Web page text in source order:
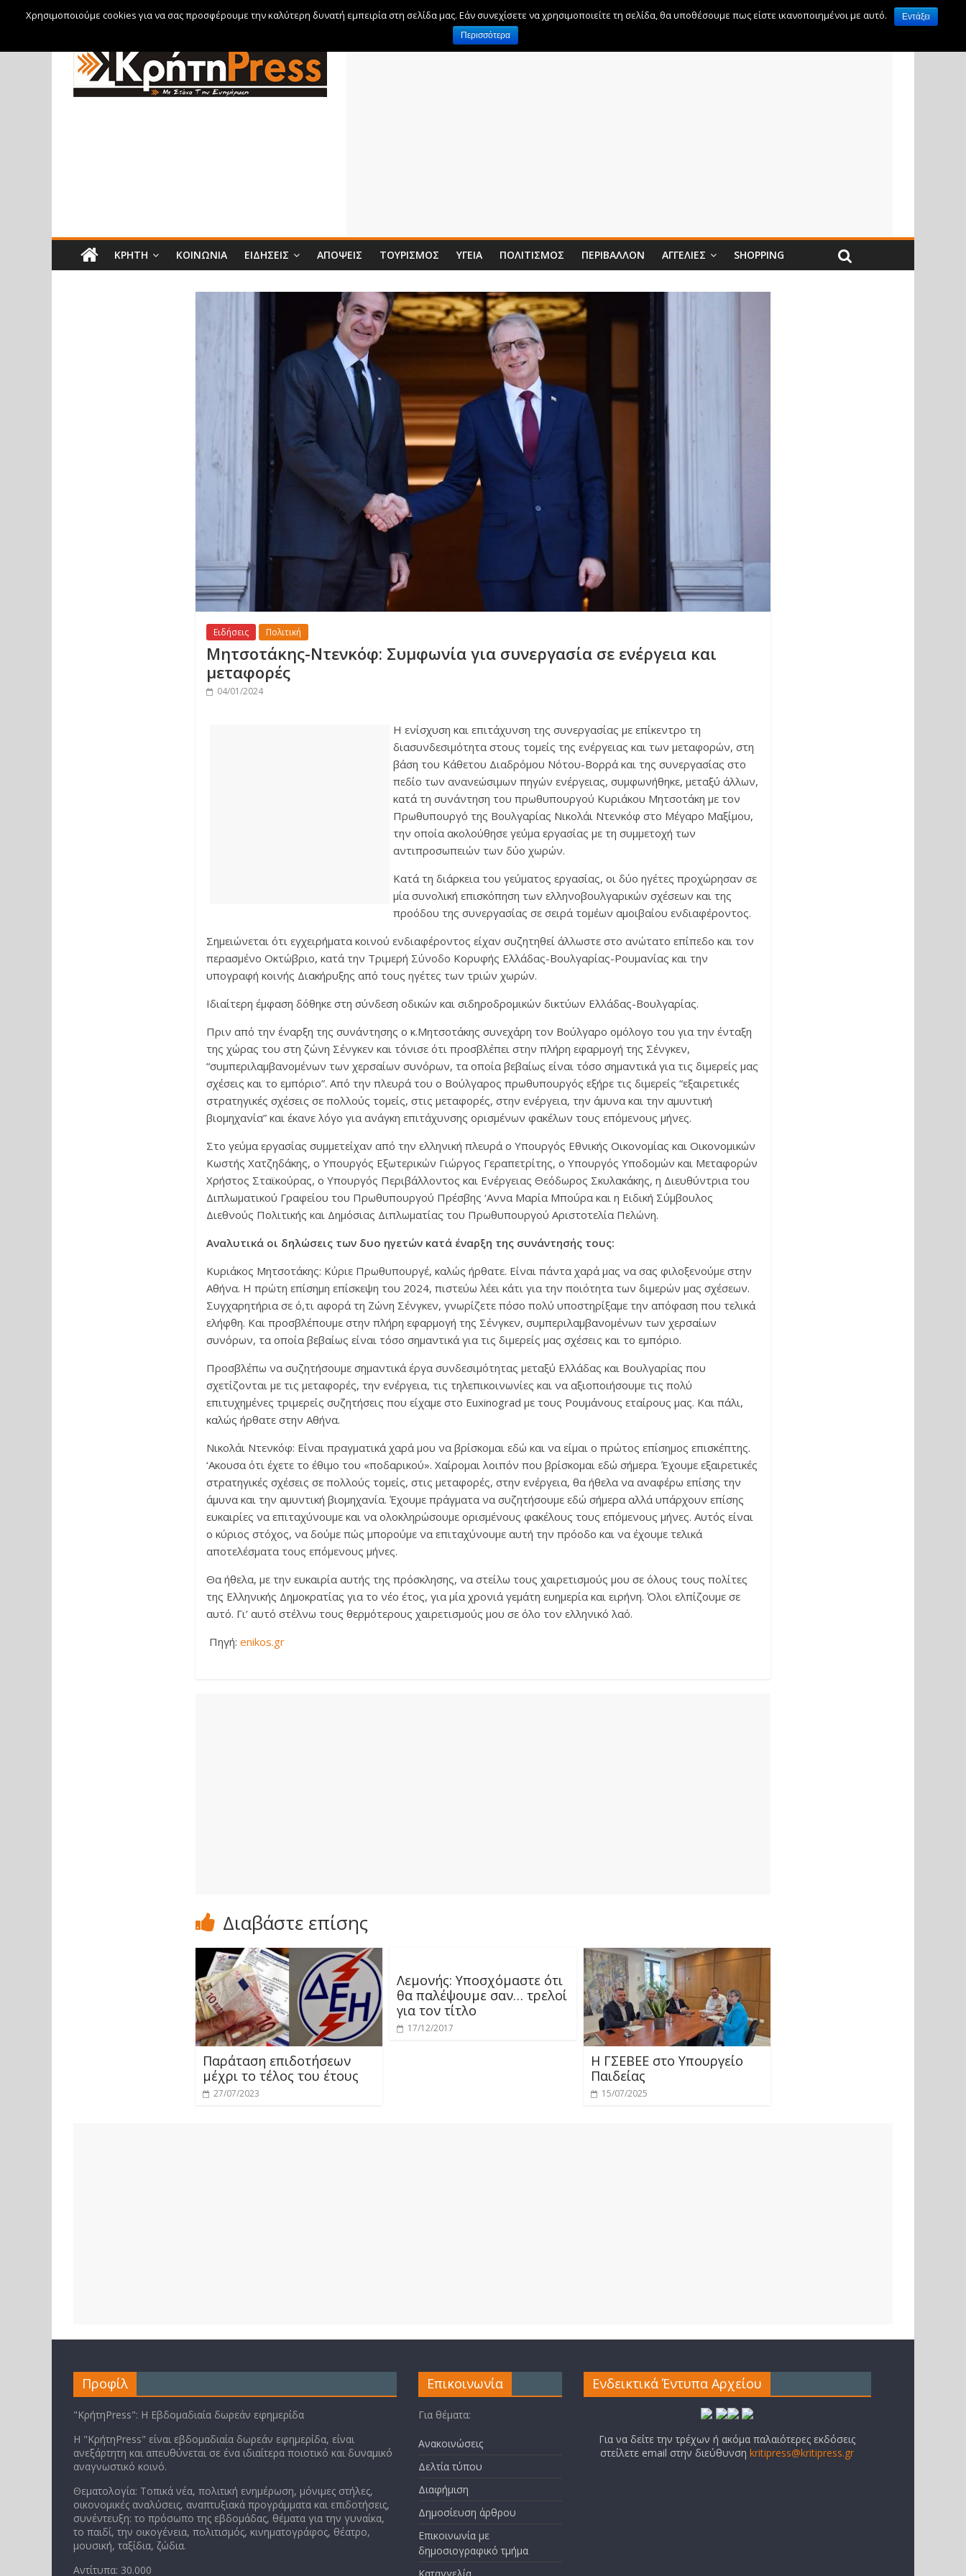
Πέμπτη, 6 Αυγούστου, 2026
ΚΡΉΤΗ ΚΟΙΝΩΝΊΑ ΕΙΔΉΣΕΙΣ ΑΠΌΨΕΙΣ ΤΟΥΡΙΣΜΌΣ ΥΓΕΊΑ ΠΟΛΙΤΙΣΜΌΣ ΠΕΡΙΒΆΛΛΟΝ ΑΓΓΕΛΊΕΣ SHOPPING
Ειδήσεις Πολιτική
Μητσοτάκης-Ντενκόφ: Συμφωνία για συνεργασία σε ενέργεια και
μεταφορές
04/01/2024
Η ενίσχυση και επιτάχυνση της συνεργασίας με επίκεντρο τη
διασυνδεσιμότητα στους τομείς της ενέργειας και των μεταφορών, στη
βάση του Κάθετου Διαδρόμου Νότου-Βορρά και της συνεργασίας στο
πεδίο των ανανεώσιμων πηγών ενέργειας, συμφωνήθηκε, μεταξύ άλλων,
κατά τη συνάντηση του πρωθυπουργού Κυριάκου Μητσοτάκη με τον
Πρωθυπουργό της Βουλγαρίας Νικολάι Ντενκόφ στο Μέγαρο Μαξίμου,
την οποία ακολούθησε γεύμα εργασίας με τη συμμετοχή των
αντιπροσωπειών των δύο χωρών.
Κατά τη διάρκεια του γεύματος εργασίας, οι δύο ηγέτες προχώρησαν σε
μία συνολική επισκόπηση των ελληνοβουλγαρικών σχέσεων και της
προόδου της συνεργασίας σε σειρά τομέων αμοιβαίου ενδιαφέροντος.
Σημειώνεται ότι εγχειρήματα κοινού ενδιαφέροντος είχαν συζητηθεί άλλωστε στο ανώτατο επίπεδο και τον
περασμένο Οκτώβριο, κατά την Τριμερή Σύνοδο Κορυφής Ελλάδας-Βουλγαρίας-Ρουμανίας και την
υπογραφή κοινής Διακήρυξης από τους ηγέτες των τριών χωρών.
Ιδιαίτερη έμφαση δόθηκε στη σύνδεση οδικών και σιδηροδρομικών δικτύων Ελλάδας-Βουλγαρίας.
Πριν από την έναρξη της συνάντησης ο κ.Μητσοτάκης συνεχάρη τον Βούλγαρο ομόλογο του για την ένταξη
της χώρας του στη ζώνη Σένγκεν και τόνισε ότι προσβλέπει στην πλήρη εφαρμογή της Σένγκεν,
“συμπεριλαμβανομένων των χερσαίων συνόρων, τα οποία βεβαίως είναι τόσο σημαντικά για τις διμερείς μας
σχέσεις και το εμπόριο”. Από την πλευρά του ο Βούλγαρος πρωθυπουργός εξήρε τις διμερείς “εξαιρετικές
στρατηγικές σχέσεις σε πολλούς τομείς, στις μεταφορές, στην ενέργεια, την άμυνα και την αμυντική
βιομηχανία” και έκανε λόγο για ανάγκη επιτάχυνσης ορισμένων φακέλων τους επόμενους μήνες.
Στο γεύμα εργασίας συμμετείχαν από την ελληνική πλευρά ο Υπουργός Εθνικής Οικονομίας και Οικονομικών
Κωστής Χατζηδάκης, ο Υπουργός Εξωτερικών Γιώργος Γεραπετρίτης, o Υπουργός Υποδομών και Μεταφορών
Χρήστος Σταϊκούρας, ο Υπουργός Περιβάλλοντος και Ενέργειας Θεόδωρος Σκυλακάκης, η Διευθύντρια του
Διπλωματικού Γραφείου του Πρωθυπουργού Πρέσβης ‘Αννα Μαρία Μπούρα και η Ειδική Σύμβουλος
Διεθνούς Πολιτικής και Δημόσιας Διπλωματίας του Πρωθυπουργού Αριστοτελία Πελώνη.
Αναλυτικά οι δηλώσεις των δυο ηγετών κατά έναρξη της συνάντησής τους:
Κυριάκος Μητσοτάκης: Κύριε Πρωθυπουργέ, καλώς ήρθατε. Είναι πάντα χαρά μας να σας φιλοξενούμε στην
Αθήνα. Η πρώτη επίσημη επίσκεψη του 2024, πιστεύω λέει κάτι για την ποιότητα των διμερών μας σχέσεων.
Συγχαρητήρια σε ό,τι αφορά τη Ζώνη Σένγκεν, γνωρίζετε πόσο πολύ υποστηρίξαμε την απόφαση που τελικά
ελήφθη. Και προσβλέπουμε στην πλήρη εφαρμογή της Σένγκεν, συμπεριλαμβανομένων των χερσαίων
συνόρων, τα οποία βεβαίως είναι τόσο σημαντικά για τις διμερείς μας σχέσεις και το εμπόριο.
Προσβλέπω να συζητήσουμε σημαντικά έργα συνδεσιμότητας μεταξύ Ελλάδας και Βουλγαρίας που
σχετίζονται με τις μεταφορές, την ενέργεια, τις τηλεπικοινωνίες και να αξιοποιήσουμε τις πολύ
επιτυχημένες τριμερείς συζητήσεις που είχαμε στο Euxinograd με τους Ρουμάνους εταίρους μας. Και πάλι,
καλώς ήρθατε στην Αθήνα.
Νικολάι Ντενκόφ: Είναι πραγματικά χαρά μου να βρίσκομαι εδώ και να είμαι ο πρώτος επίσημος επισκέπτης.
‘Ακουσα ότι έχετε το έθιμο του «ποδαρικού». Χαίρομαι λοιπόν που βρίσκομαι εδώ σήμερα. Έχουμε εξαιρετικές
στρατηγικές σχέσεις σε πολλούς τομείς, στις μεταφορές, στην ενέργεια, θα ήθελα να αναφέρω επίσης την
άμυνα και την αμυντική βιομηχανία. Έχουμε πράγματα να συζητήσουμε εδώ σήμερα αλλά υπάρχουν επίσης
ευκαιρίες να επιταχύνουμε και να ολοκληρώσουμε ορισμένους φακέλους τους επόμενους μήνες. Αυτός είναι
ο κύριος στόχος, να δούμε πώς μπορούμε να επιταχύνουμε αυτή την πρόοδο και να έχουμε τελικά
αποτελέσματα τους επόμενους μήνες.
Θα ήθελα, με την ευκαιρία αυτής της πρόσκλησης, να στείλω τους χαιρετισμούς μου σε όλους τους πολίτες
της Ελληνικής Δημοκρατίας για το νέο έτος, για μία χρονιά γεμάτη ευημερία και ειρήνη. Όλοι ελπίζουμε σε
αυτό. Γι’ αυτό στέλνω τους θερμότερους χαιρετισμούς μου σε όλο τον ελληνικό λαό.
Πηγή: enikos.gr
Διαβάστε επίσης
Παράταση επιδοτήσεων
μέχρι το τέλος του έτους
27/07/2023
Λεμονής: Υποσχόμαστε ότι
θα παλέψουμε σαν… τρελοί
για τον τίτλο
17/12/2017
Η ΓΣΕΒΕΕ στο Υπουργείο
Παιδείας
15/07/2025
Προφίλ
"ΚρήτηPress": Η Εβδομαδιαία δωρεάν εφημερίδα
Η "ΚρήτηPress" είναι εβδομαδιαία δωρεάν εφημερίδα, είναι
ανεξάρτητη και απευθύνεται σε ένα ιδιαίτερα ποιοτικό και δυναμικό
αναγνωστικό κοινό.
Θεματολογία: Τοπικά νέα, πολιτική ενημέρωση, μόνιμες στήλες,
οικονομικές αναλύσεις, αναπτυξιακά προγράμματα και επιδοτήσεις,
συνέντευξη: το πρόσωπο της εβδομάδας, θέματα για την γυναίκα,
το παιδί, την οικογένεια, πολιτισμός, κινηματογράφος, θέατρο,
μουσική, ταξίδια, ζώδια.
Αντίτυπα: 30.000
Επικοινωνία
Για θέματα:
Ανακοινώσεις
Δελτία τύπου
Διαφήμιση
Δημοσίευση άρθρου
Επικοινωνία με
δημοσιογραφικό τμήμα
Καταγγελία
Ενδεικτικά Έντυπα Αρχείου
Για να δείτε την τρέχων ή ακόμα παλαιότερες εκδόσεις
στείλετε email στην διεύθυνσηkritipress@kritipress.gr
Χρησιμοποιούμε cookies για να σας προσφέρουμε την καλύτερη δυνατή εμπειρία στη σελίδα μας. Εάν συνεχίσετε να χρησιμοποιείτε τη σελίδα, θα υποθέσουμε πως είστε ικανοποιημένοι με αυτό.
Εντάξει
Περισσότερα